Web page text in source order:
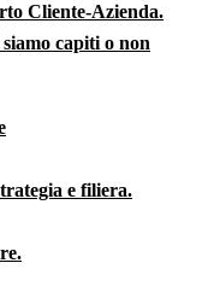
Cliente-Azienda.
capiti o non
e filiera.